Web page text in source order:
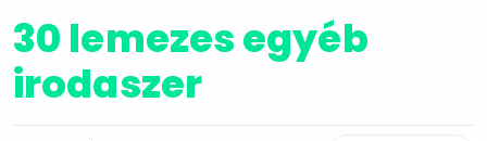
Ár szűrése
70 900 Ft
30 lemezes egyéb
irodaszer